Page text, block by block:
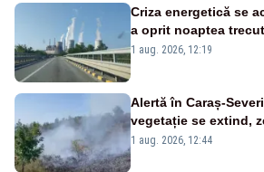
Criza energetică se
a oprit noaptea
de la Rovinari
1 aug. 2026, 12:19
Alertă în Caraș-
vegetație se extind,
silvicultori se luptă
1 aug. 2026, 12:44